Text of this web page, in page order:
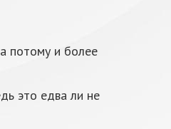
потому и более
это едва ли не